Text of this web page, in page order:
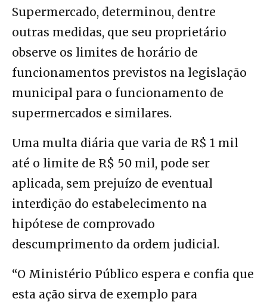
Supermercado, determinou, dentre
outras medidas, que seu proprietário
observe os limites de horário de
funcionamentos previstos na legislação
municipal para o funcionamento de
supermercados e similares.
Uma multa diária que varia de R$ 1 mil
até o limite de R$ 50 mil, pode ser
aplicada, sem prejuízo de eventual
interdição do estabelecimento na
hipótese de comprovado
descumprimento da ordem judicial.
“O Ministério Público espera e confia que
esta ação sirva de exemplo para